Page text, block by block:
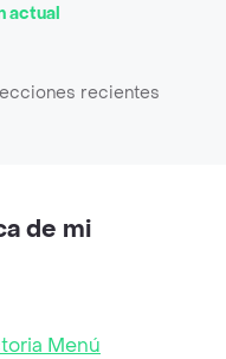
actual
recientes
de mi
Menú